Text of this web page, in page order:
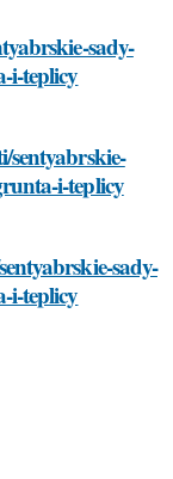
sady-
i-teplicy
sentyabrskie-
i-teplicy
sady-
i-teplicy